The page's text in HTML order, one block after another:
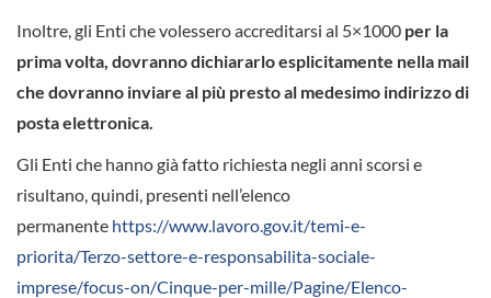
Inoltre, gli Enti che volessero accreditarsi al 5×1000 per la
prima volta, dovranno dichiararlo esplicitamente nella mail
che dovranno inviare al più presto al medesimo indirizzo di
posta elettronica.
Gli Enti che hanno già fatto richiesta negli anni scorsi e
risultano, quindi, presenti nell’elenco
permanente https://www.lavoro.gov.it/temi-e-
priorita/Terzo-settore-e-responsabilita-sociale-
imprese/focus-on/Cinque-per-mille/Pagine/Elenco-